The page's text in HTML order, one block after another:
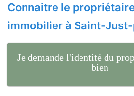
Connaitre le
immobilier à Saint-
Je demande l'identité du
bien